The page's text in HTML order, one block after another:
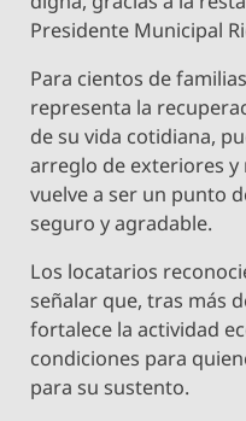
Presidente Municipal
Para cientos de
representa la
de su vida cotidiana,
arreglo de exteriores
vuelve a ser un punto
seguro y agradable.
Los locatarios
señalar que, tras más
fortalece la actividad
condiciones para
para su sustento.